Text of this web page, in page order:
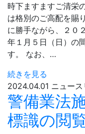
時下ますますご清栄
は格別のご高配を賜
に勝手ながら、２０
年１月５日（日）の
す。 なお、…
続きを見る
2024.04.01 ニュー
警備業法
標識の閲